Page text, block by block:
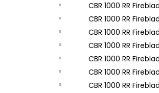
CBR 1000 RR
CBR 1000 RR
CBR 1000 RR
CBR 1000 RR
CBR 1000 RR
CBR 1000 RR
CBR 1000 RR